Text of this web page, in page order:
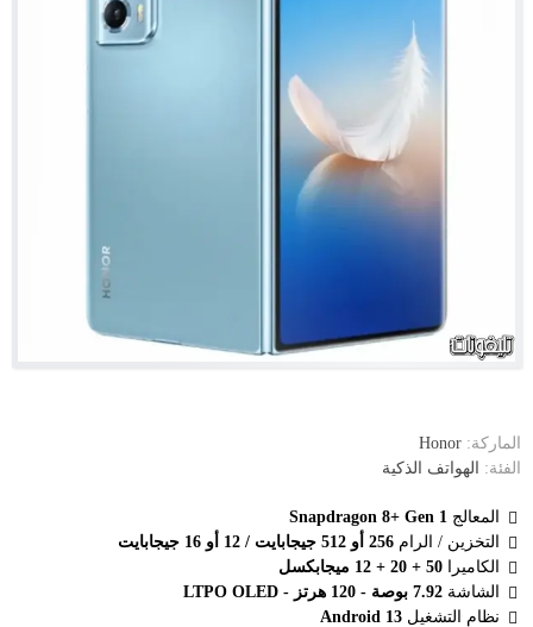
الماركة: Honor
الفئة:
الهواتف الذكية
المعالج Snapdragon 8+ Gen 1
التخزين / الرام 256 أو 512 جيجابايت / 12 أو 16 جيجابايت
الكاميرا
50 + 20 + 12 ميجابكسل
الشاشة 7.92 بوصة - 120 هرتز - LTPO OLED
نظام التشغيل Android 13